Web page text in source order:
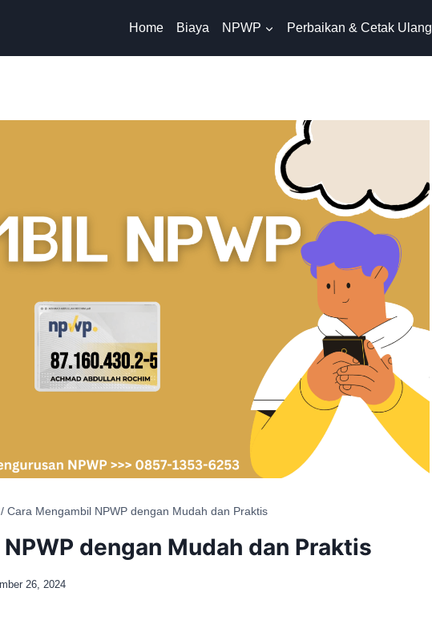
Home Biaya NPWP Perbaikan & Cetak Ulang
/ Cara Mengambil NPWP dengan Mudah dan Praktis
dengan Mudah dan Praktis
26, 2024